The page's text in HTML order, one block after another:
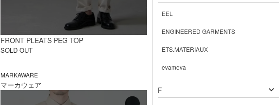
FRONT PLEATS PEG TOP
SOLD OUT
MARKAWARE
マーカウェア
EEL
ENGINEERED GARMENTS
ETS.MATERIAUX
evameva
F